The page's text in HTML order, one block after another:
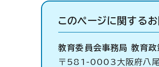
このページに関する
教育委員会事務局 教育政
〒581-0003大阪府八